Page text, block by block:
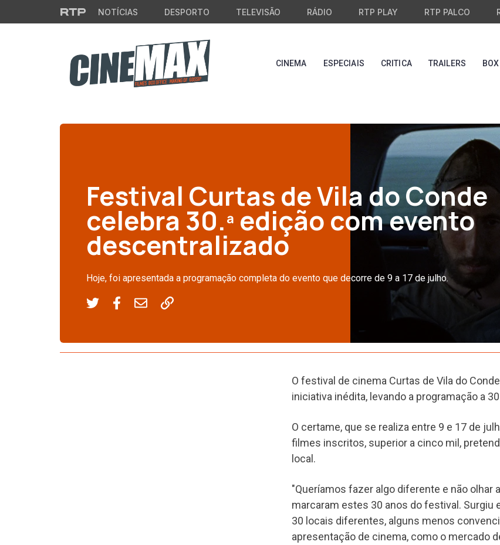
Saltar para o conteúdo principal
NOTÍCIAS DESPORTO TELEVISÃO RÁDIO RTP PLAY RTP PALCO
CINEMA ESPECIAIS CRITICA TRAILERS
Festival Curtas de Vila do Conde
celebra 30.ª edição com evento
descentralizado
Hoje, foi apresentada a programação completa do evento que decorre de 9 a 17 de julho.
O festival de cinema Curtas de Vila do
iniciativa inédita, levando a programação a
O certame, que se realiza entre 9 e 17 de
filmes inscritos, superior a cinco mil,
local.
"Queríamos fazer algo diferente e não olhar
marcaram estes 30 anos do festival. Surgiu
30 locais diferentes, alguns menos
apresentação de cinema, como o mercado